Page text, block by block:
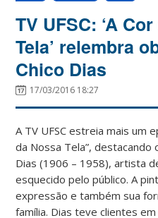
TV UFSC: ‘A
Tela’ relembra
Chico Dias
17/03/2016 18:27
A TV UFSC estreia mais um
da Nossa Tela”, destacando
Dias (1906 – 1958), artista
esquecido pelo público. A
expressão e também sua
família. Dias teve clientes